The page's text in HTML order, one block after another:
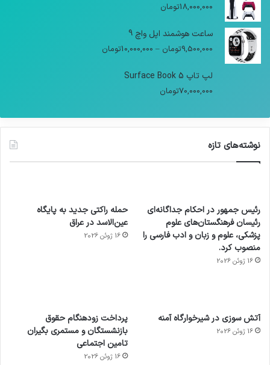
18,000,000تومان
ساعت هوشمند اپل واچ 9
9,500,000تومان –
10,000,000تومان
لپ تاپ Surface Book 5
70,000,000تومان
نوشته‌های تازه
رئیس جمهور در احکام جداگانه‌ای
رئیسان فرهنگستان‌های علوم
پزشکی، علوم و زبان و ادب فارسی را
منصوب کرد.
16 ژوئن 2026
حمله راکتی جدید به پایگاه
عین‌الاسد در عراق
16 ژوئن 2026
آتش سوزی در شیرخوارگاه آمنه
16 ژوئن 2026
پرداخت زودهنگام حقوق
بازنشستگان و مستمری بگیران
تامین اجتماعی
16 ژوئن 2026
برای
کشف
توسط
مجازی
…
ساعت
هوشمند
با طعم
توسط
ژاکت
در
های
2023
توسط